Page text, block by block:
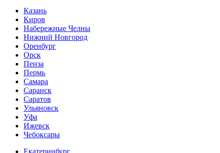
Казань
Киров
Набережные Челны
Нижний Новгород
Оренбург
Орск
Пенза
Пермь
Самара
Саранск
Саратов
Ульяновск
Уфа
Ижевск
Чебоксары
Екатеринбург